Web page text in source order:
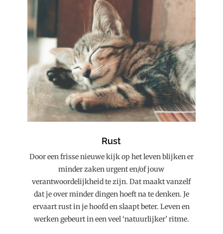
Rust
Door een frisse nieuwe kijk op het leven blijken er
minder zaken urgent en/of jouw
verantwoordelijkheid te zijn. Dat maakt vanzelf
dat je over minder dingen hoeft na te denken. Je
ervaart rust in je hoofd en slaapt beter. Leven en
werken gebeurt in een veel ‘natuurlijker’ ritme.